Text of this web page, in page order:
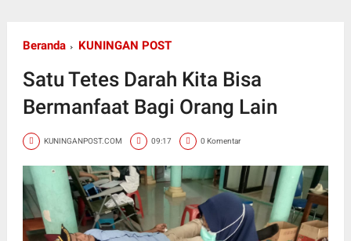
Beranda KUNINGAN POST
Satu Tetes Darah Kita Bisa
Bermanfaat Bagi Orang Lain
KUNINGANPOST.COM 09:17 0 Komentar